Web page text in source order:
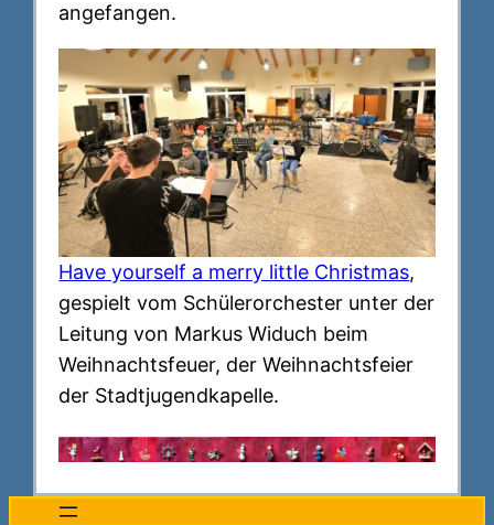
angefangen.
Have yourself a merry little Christmas,
gespielt vom Schülerorchester unter der
Leitung von Markus Widuch beim
Weihnachtsfeuer, der Weihnachtsfeier
der Stadtjugendkapelle.